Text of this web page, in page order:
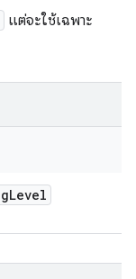
แต่จะใช้เฉพาะ
Level